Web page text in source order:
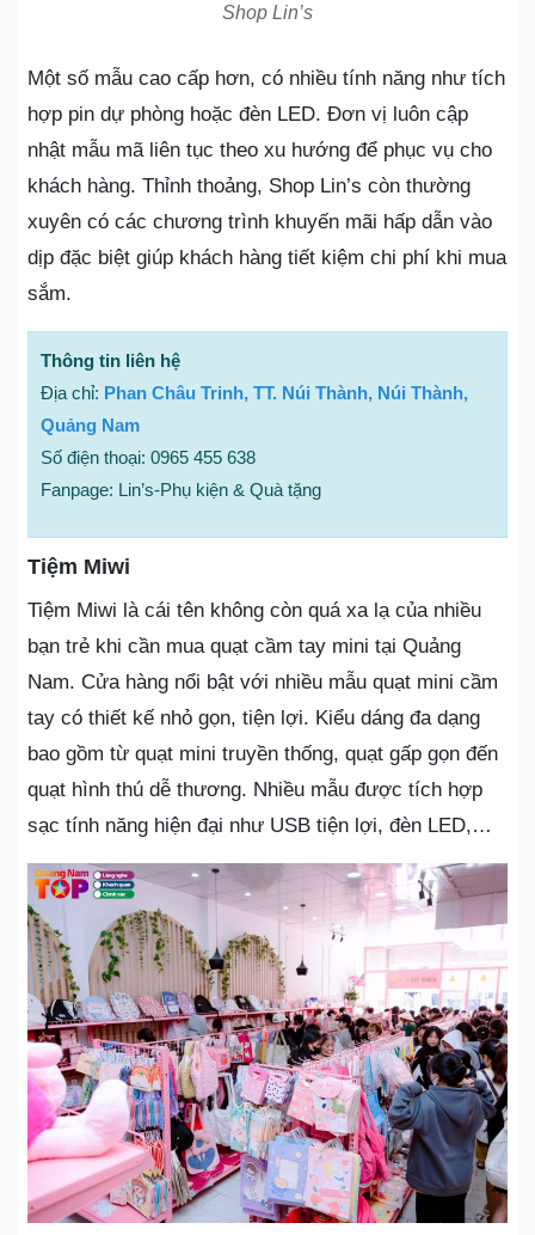
Shop Lin’s
Một số mẫu cao cấp hơn, có nhiều tính năng như tích
hợp pin dự phòng hoặc đèn LED. Đơn vị luôn cập
nhật mẫu mã liên tục theo xu hướng để phục vụ cho
khách hàng. Thỉnh thoảng, Shop Lin’s còn thường
xuyên có các chương trình khuyến mãi hấp dẫn vào
dịp đặc biệt giúp khách hàng tiết kiệm chi phí khi mua
sắm.
Thông tin liên hệ
Địa chỉ: Phan Châu Trinh, TT. Núi Thành, Núi Thành,
Quảng Nam
Số điện thoại: 0965 455 638
Fanpage: Lin’s-Phụ kiện & Quà tặng
Tiệm Miwi
Tiệm Miwi là cái tên không còn quá xa lạ của nhiều
bạn trẻ khi cần mua quạt cầm tay mini tại Quảng
Nam. Cửa hàng nổi bật với nhiều mẫu quạt mini cầm
tay có thiết kế nhỏ gọn, tiện lợi. Kiểu dáng đa dạng
bao gồm từ quạt mini truyền thống, quạt gấp gọn đến
quạt hình thú dễ thương. Nhiều mẫu được tích hợp
sạc tính năng hiện đại như USB tiện lợi, đèn LED,…